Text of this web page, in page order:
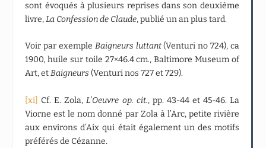
sont évoqués à plusieurs reprises dans son deuxième
livre,La Confession de Claude, publié un an plus tard.
Voir par exemple Baigneurs luttant(Venturi no 724), ca
1900, huile sur toile 27×46.4 cm., Baltimore Museum of
Art, etBaigneurs(Venturi nos 727 et 729).
[xi] Cf. E. Zola,L’Oeuvre op. cit., pp. 43-44 et 45-46. La
Viorne est le nom donné par Zola à l’Arc, petite rivière
aux environs d’Aix qui était également un des motifs
préférés de Cézanne.